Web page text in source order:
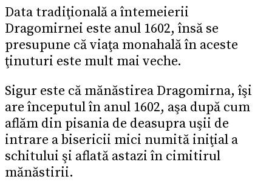
Data tradiţională a întemeierii
Dragomirnei este anul 1602, însă se
presupune că viaţa monahală în aceste
ţinuturi este mult mai veche.
Sigur este că mănăstirea Dragomirna, îşi
are începutul în anul 1602, aşa după cum
aflăm din pisania de deasupra uşii de
intrare a bisericii mici numită iniţial a
schitului şi aflată astazi în cimitirul
mănăstirii.